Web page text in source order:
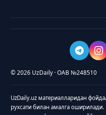
© 2026 UzDaily · ОАВ №248510
UzDaily.uz материалларидан
рухсати билан амалга